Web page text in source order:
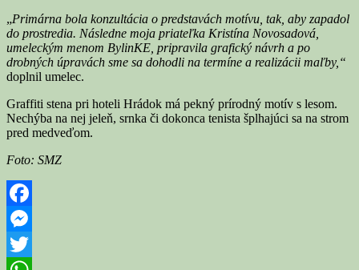
„Primárna bola konzultácia o predstavách motívu, tak, aby zapadol
do prostredia. Následne moja priateľka Kristína Novosadová,
umeleckým menom BylinKE, pripravila grafický návrh a po
drobných úpravách sme sa dohodli na termíne a realizácii maľby,“
doplnil umelec.
Graffiti stena pri hoteli Hrádok má pekný prírodný motív s lesom.
Nechýba na nej jeleň, srnka či dokonca tenista šplhajúci sa na strom
pred medveďom.
Foto: SMZ
Facebook
Messenger